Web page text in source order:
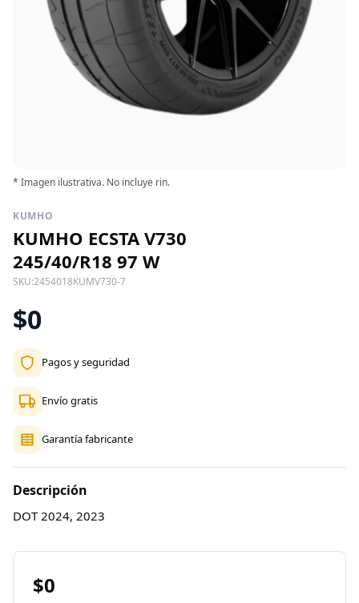
* Imagen ilustrativa. No incluye rin.
KUMHO
KUMHO ECSTA V730
245/40/R18 97 W
SKU:2454018KUMV730-7
$0
Pagos y seguridad
Envío gratis
Garantía fabricante
Descripción
DOT 2024, 2023
$0